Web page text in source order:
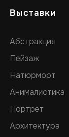
Выставки
Абстракция
Пейзаж
Натюрморт
Анималистика
Портрет
Архитектура